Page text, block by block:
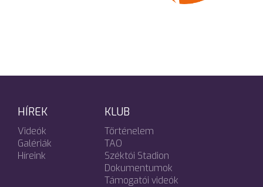
HÍREK
Videók
Galériák
Híreink
KLUB
Történelem
TAO
Széktói Stadion
Dokumentumok
Támogatói videók